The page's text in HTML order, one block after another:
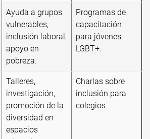
Ayuda a grupos
vulnerables,
inclusión laboral,
apoyo en
pobreza.
Programas de
capacitación
para jóvenes
LGBT+.
Talleres,
investigación,
promoción de la
diversidad en
espacios
Charlas sobre
inclusión para
colegios.